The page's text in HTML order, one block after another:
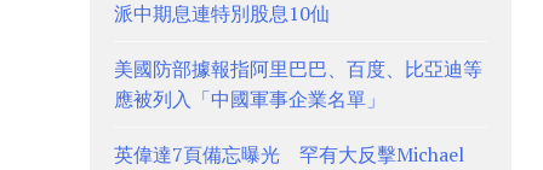
派中期息連特別股息10仙
美國防部據報指阿里巴巴、百度、比亞迪等
應被列入「中國軍事企業名單」
英偉達7頁備忘曝光 罕有大反擊Michael